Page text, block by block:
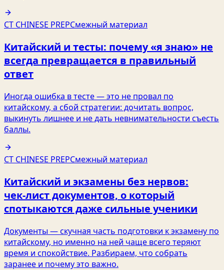
CT CHINESE PREPСмежный материал
Китайский и тесты: почему «я знаю» не
всегда превращается в правильный
ответ
Иногда ошибка в тесте — это не провал по
китайскому, а сбой стратегии: дочитать вопрос,
выкинуть лишнее и не дать невнимательности съесть
баллы.
CT CHINESE PREPСмежный материал
Китайский и экзамены без нервов:
чек‑лист документов, о который
спотыкаются даже сильные ученики
Документы — скучная часть подготовки к экзамену по
китайскому, но именно на ней чаще всего теряют
время и спокойствие. Разбираем, что собрать
заранее и почему это важно.